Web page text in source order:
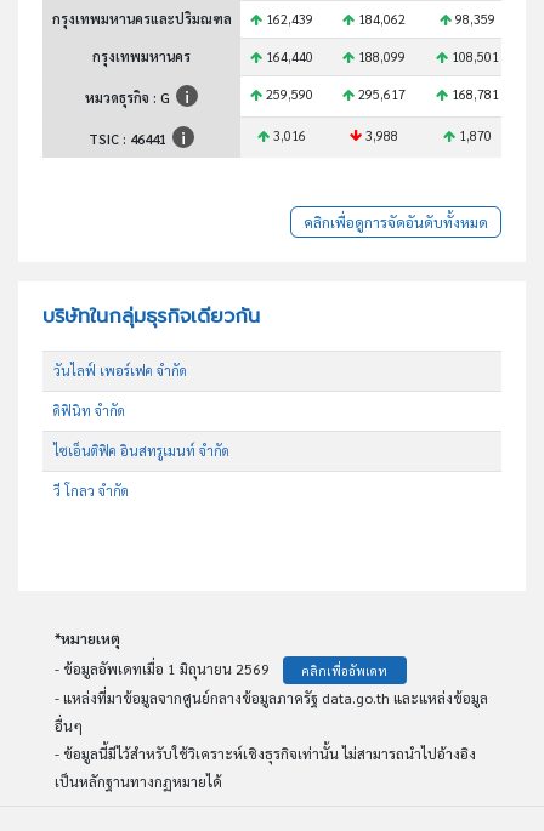
กรุงเทพมหานครและปริมณฑล 162,439 184,062 98,359
กรุงเทพมหานคร 164,440 188,099 108,501
หมวดธุรกิจ : G 259,590 295,617 168,781
TSIC : 46441 3,016 3,988 1,870
คลิกเพื่อดูการจัดอันดับทั้งหมด
บริษัทในกลุ่มธุรกิจเดียวกัน
วันไลฟ์ เพอร์เฟค จำกัด
ดิฟินิท จำกัด
ไซเอ็นติฟิค อินสทรูเมนท์ จำกัด
วี โกลว จำกัด
*หมายเหตุ
- ข้อมูลอัพเดทเมื่อ 1 มิถุนายน 2569
คลิกเพื่ออัพเดท
- แหล่งที่มาข้อมูลจากศูนย์กลางข้อมูลภาครัฐ data.go.th และแหล่งข้อมูล
อื่นๆ
- ข้อมูลนี้มีไว้สำหรับใช้วิเคราะห์เชิงธุรกิจเท่านั้น ไม่สามารถนำไปอ้างอิง
เป็นหลักฐานทางกฏหมายได้